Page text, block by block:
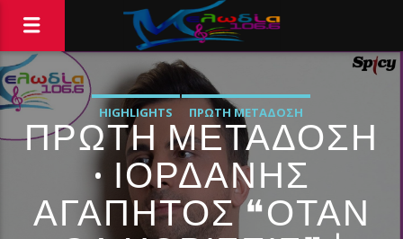
HIGHLIGHTS ΠΡΏΤΗ ΜΕΤΆΔΟΣΗ
ΠΡΩΤΗ ΜΕΤΑΔΟΣΗ
• ΙΟΡΔΑΝΗΣ
ΑΓΑΠΗΤΟΣ ❝ΟΤΑΝ